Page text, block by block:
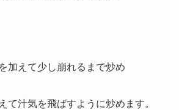
加えて少し崩れるまで炒め
て汁気を飛ばすように炒めます。